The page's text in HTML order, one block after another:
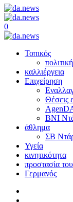
0
Τοπικός
πολιτική
καλλιέργεια
Επιχείρηση
Θέσεις
BNI
άθλημα
ΣΒ
Υγεία
κινητικότητα
προστασία
Γερμανός